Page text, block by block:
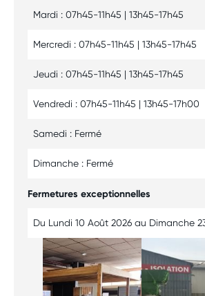
Mardi : 07h45-11h45 | 13h45-17h45
Mercredi : 07h45-11h45 | 13h45-17h45
Jeudi : 07h45-11h45 | 13h45-17h45
Vendredi : 07h45-11h45 | 13h45-17h00
Samedi : Fermé
Dimanche : Fermé
Fermetures exceptionnelles
Du Lundi 10 Août 2026 au Dimanche